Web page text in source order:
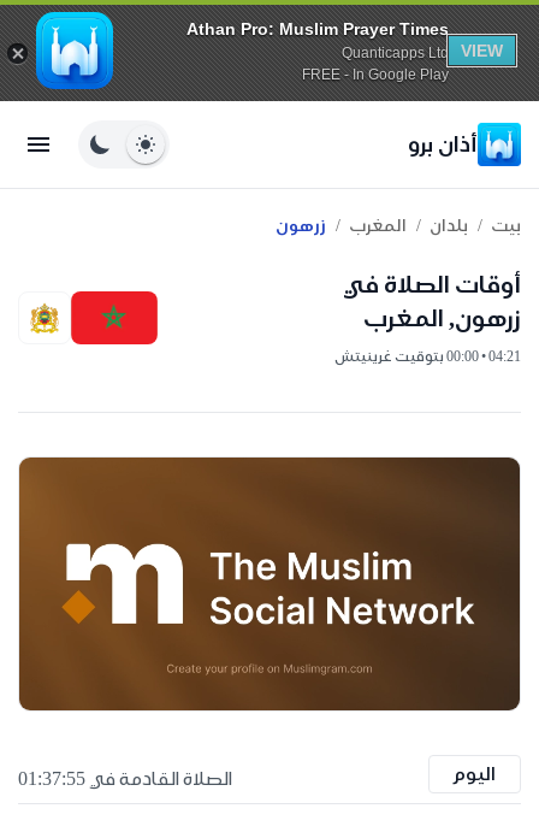
Athan Pro: Muslim Prayer Times
Quanticapps Ltd
FREE - In Google Play
VIEW
أذان برو
بيت / بلدان / المغرب / زرهون
أوقات الصلاة في
زرهون, المغرب
04:21 • 00:00 بتوقيت غرينيتش
اليوم الصلاة القادمة في 01:37:54